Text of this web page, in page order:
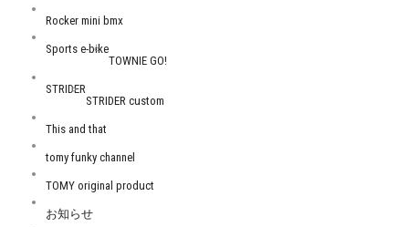
Rocker mini bmx
Sports e-bike
TOWNIE GO!
STRIDER
STRIDER custom
This and that
tomy funky channel
TOMY original product
お知らせ